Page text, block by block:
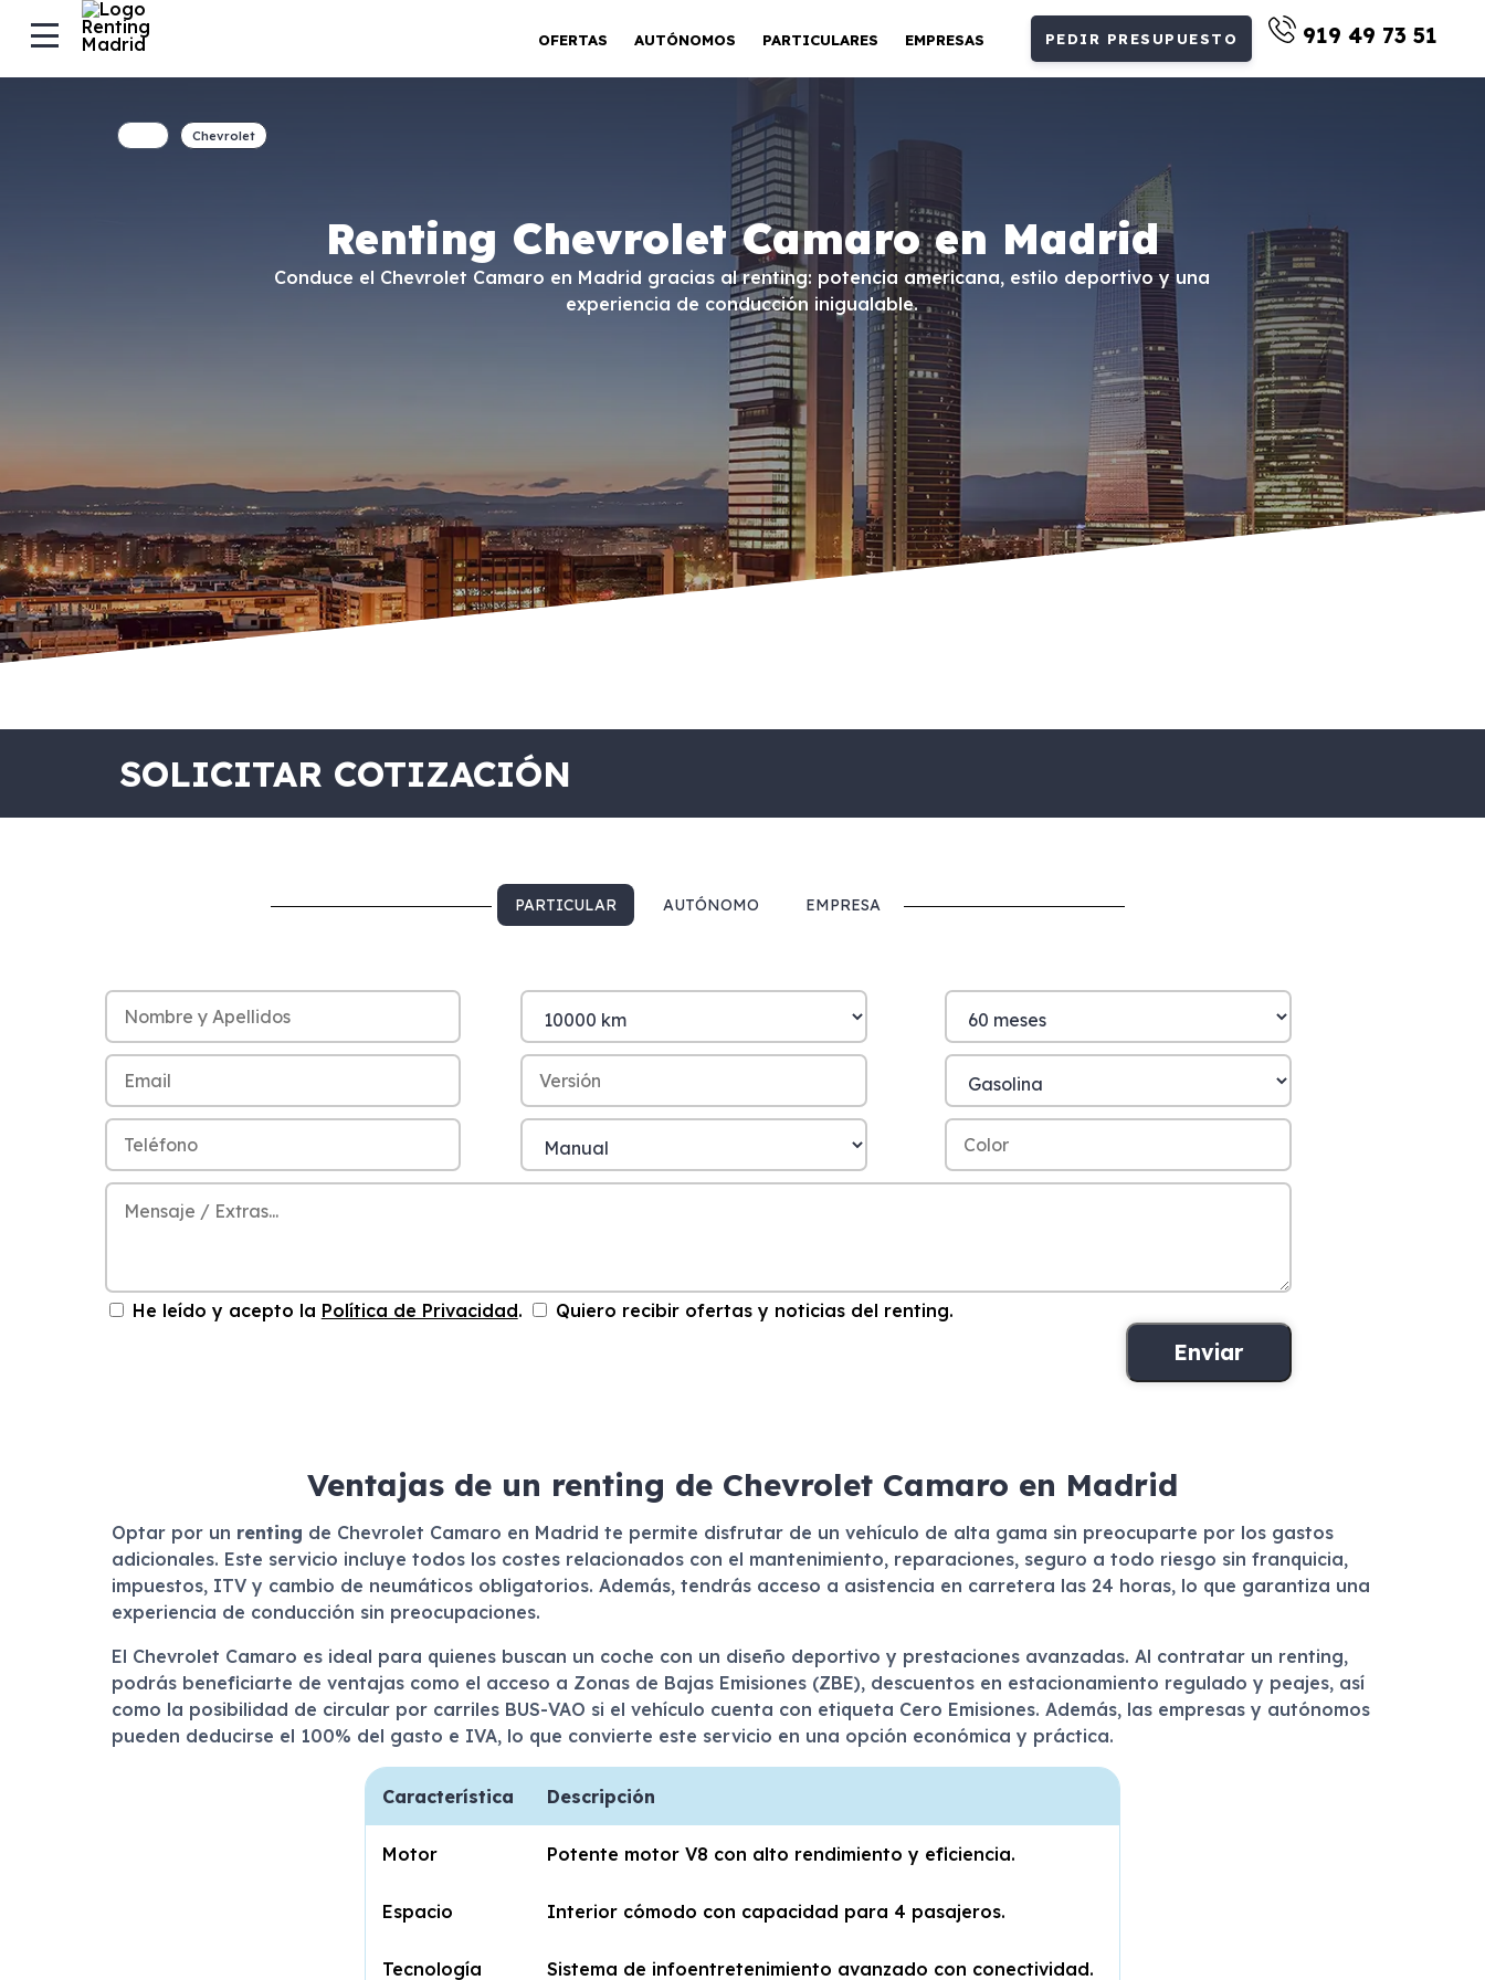
OFERTAS AUTÓNOMOS PARTICULARES EMPRESAS PEDIR PRESUPUESTO 919 49 73 51
Renting Chevrolet Camaro en Madrid
Conduce el Chevrolet Camaro en Madrid gracias al renting: potencia americana, estilo deportivo y una
experiencia de conducción inigualable.
Chevrolet
SOLICITAR COTIZACIÓN
PARTICULAR AUTÓNOMO EMPRESA
He leído y acepto la Política de Privacidad. Quiero recibir ofertas y noticias del renting.
Ventajas de un renting de Chevrolet Camaro en Madrid
Optar por un renting de Chevrolet Camaro en Madrid te permite disfrutar de un vehículo de alta gama sin preocuparte por los gastos
adicionales. Este servicio incluye todos los costes relacionados con el mantenimiento, reparaciones, seguro a todo riesgo sin franquicia,
impuestos, ITV y cambio de neumáticos obligatorios. Además, tendrás acceso a asistencia en carretera las 24 horas, lo que garantiza una
experiencia de conducción sin preocupaciones.
El Chevrolet Camaro es ideal para quienes buscan un coche con un diseño deportivo y prestaciones avanzadas. Al contratar un renting,
podrás beneficiarte de ventajas como el acceso a Zonas de Bajas Emisiones (ZBE), descuentos en estacionamiento regulado y peajes, así
como la posibilidad de circular por carriles BUS-VAO si el vehículo cuenta con etiqueta Cero Emisiones. Además, las empresas y autónomos
pueden deducirse el 100% del gasto e IVA, lo que convierte este servicio en una opción económica y práctica.
Característica Descripción
Motor Potente motor V8 con alto rendimiento y eficiencia.
Espacio Interior cómodo con capacidad para 4 pasajeros.
Tecnología Sistema de infoentretenimiento avanzado con conectividad.